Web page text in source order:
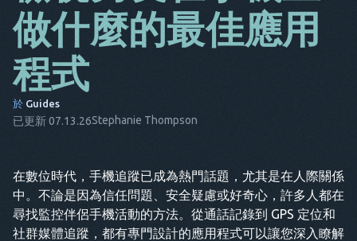
BG
CS
ES
TR
做什麼的最佳應用
程式
於 Guides
已更新 07.13.26Stephanie Thompson
在數位時代，手機追蹤已成為熱門話題，尤其是在人際關係
中。不論是因為信任問題、安全疑慮或好奇心，許多人都在
尋找監控伴侶手機活動的方法。從通話記錄到 GPS 定位和
社群媒體追蹤，都有專門設計的應用程式可以讓您深入瞭解